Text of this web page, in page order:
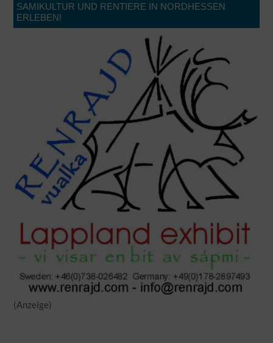
SAMIKULTUR UND RENTIERE IN NORDHESSEN
ERLEBEN!
(Anzeige)